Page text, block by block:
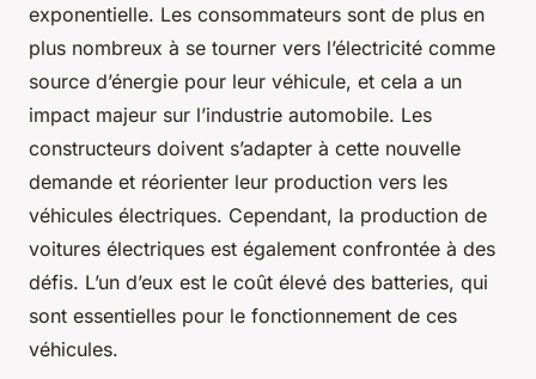
exponentielle. Les consommateurs sont de plus en
plus nombreux à se tourner vers l’électricité comme
source d’énergie pour leur véhicule, et cela a un
impact majeur sur l’industrie automobile. Les
constructeurs doivent s’adapter à cette nouvelle
demande et réorienter leur production vers les
véhicules électriques. Cependant, la production de
voitures électriques est également confrontée à des
défis. L’un d’eux est le coût élevé des batteries, qui
sont essentielles pour le fonctionnement de ces
véhicules.